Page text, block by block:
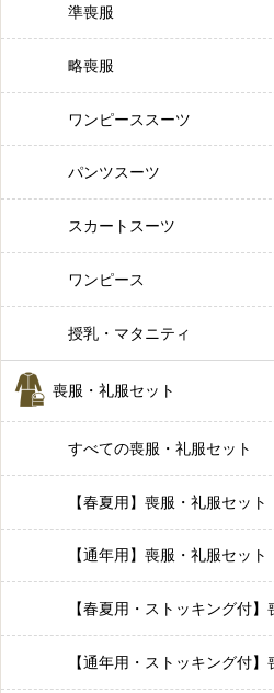
準喪服
略喪服
ワンピーススーツ
パンツスーツ
スカートスーツ
ワンピース
授乳・マタニティ
喪服・礼服セット
すべての喪服・礼服セット
【春夏用】喪服・礼服セット
【通年用】喪服・礼服セット
【春夏用・ストッキング付
【通年用・ストッキング付